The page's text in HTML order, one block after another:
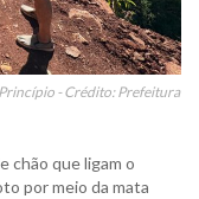
- Crédito: Prefeitura
chão que ligam o
por meio da mata